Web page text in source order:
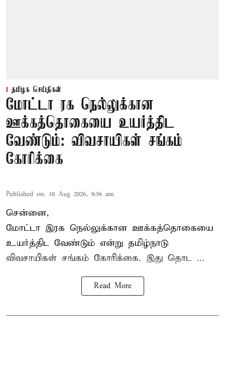
தமிழக செய்திகள்
மோட்டா ரக நெல்லுக்கான
ஊக்கத்தொகையை உயர்த்திட
வேண்டும்: விவசாயிகள் சங்கம்
கோரிக்கை
Published on: 10 Aug 2026, 9:56 am
சென்னை,
மோட்டா இரக நெல்லுக்கான ஊக்கத்தொகையை
உயர்த்திட வேண்டும் என்று தமிழ்நாடு
விவசாயிகள் சங்கம் கோரிக்கை. இது தொட ...
Read More